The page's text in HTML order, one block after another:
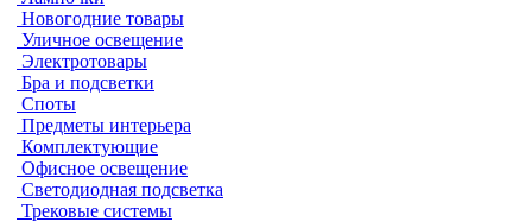
Новогодние товары
Уличное освещение
Электротовары
Бра и подсветки
Споты
Предметы интерьера
Комплектующие
Офисное освещение
Светодиодная подсветка
Трековые системы